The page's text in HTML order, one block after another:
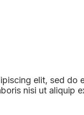
elit, sed
nisi ut aliquip